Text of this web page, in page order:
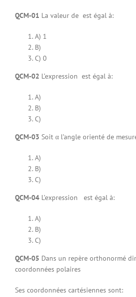
QCM-01 La valeur de est égal à:
A) 1
B)
C) 0
QCM-02 L’expression est égal à:
A)
B)
C)
QCM-03 Soit α l’angle orienté de
A)
B)
C)
QCM-04 L’expression est égal à:
A)
B)
C)
QCM-05 Dans un repère orthonormé
coordonnées polaires
Ses coordonnées cartésiennes sont: